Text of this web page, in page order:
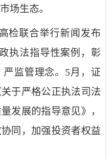
场生态。
检联合举行新闻发布
执法指导性案例，彰
严监管理念。5月，证
于严格公正执法司法
发展的指导意见》，
同，加强投资者权益